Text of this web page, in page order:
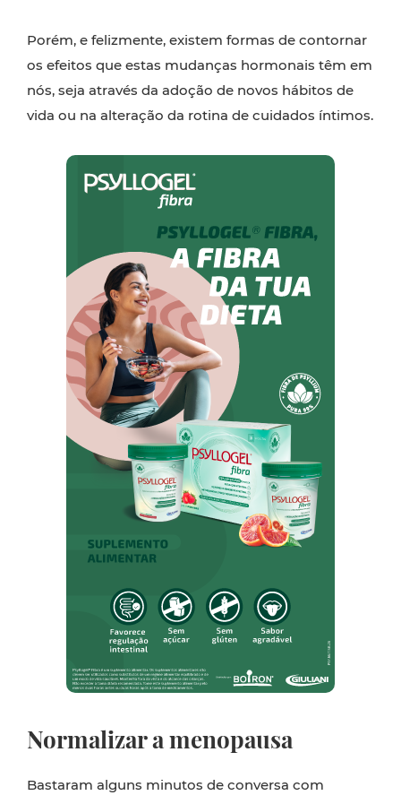
Porém, e felizmente, existem formas de contornar
os efeitos que estas mudanças hormonais têm em
nós, seja através da adoção de novos hábitos de
vida ou na alteração da rotina de cuidados íntimos.
Normalizar a menopausa
Bastaram alguns minutos de conversa com